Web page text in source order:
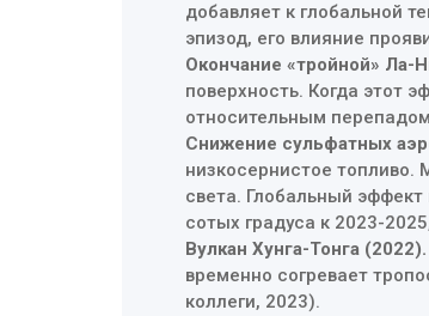
добавляет к глобальной
эпизод, его влияние
Окончание «тройной» Ла-
поверхность. Когда этот
относительным
Снижение сульфатных
низкосернистое топливо.
света. Глобальный
сотых градуса к 2023-
Вулкан Хунга-Тонга (2022).
временно согревает
коллеги, 2023).